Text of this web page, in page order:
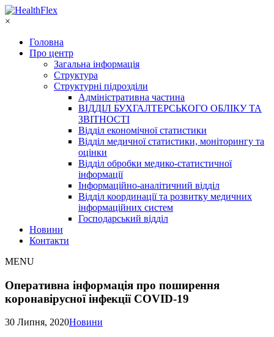
×
Головна
Про центр
Загальна інформація
Структура
Структурні підрозділи
Адміністративна частина
ВІДДІЛ БУХГАЛТЕРСЬКОГО ОБЛІКУ ТА
ЗВІТНОСТІ
Відділ економічної статистики
Відділ медичної статистики, моніторингу та
оцінки
Відділ обробки медико-статистичної
інформації
Інформаційно-аналітичний відділ
Відділ координації та розвитку медичних
інформаційних систем
Господарський відділ
Новини
Контакти
MENU
Оперативна інформація про поширення
коронавірусної інфекції COVID-19
30 Липня, 2020Новини